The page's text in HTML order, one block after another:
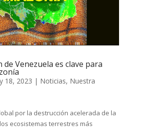
de Venezuela es clave para
18, 2023 | Noticias, Nuestra
por la destrucción acelerada de la
ecosistemas terrestres más